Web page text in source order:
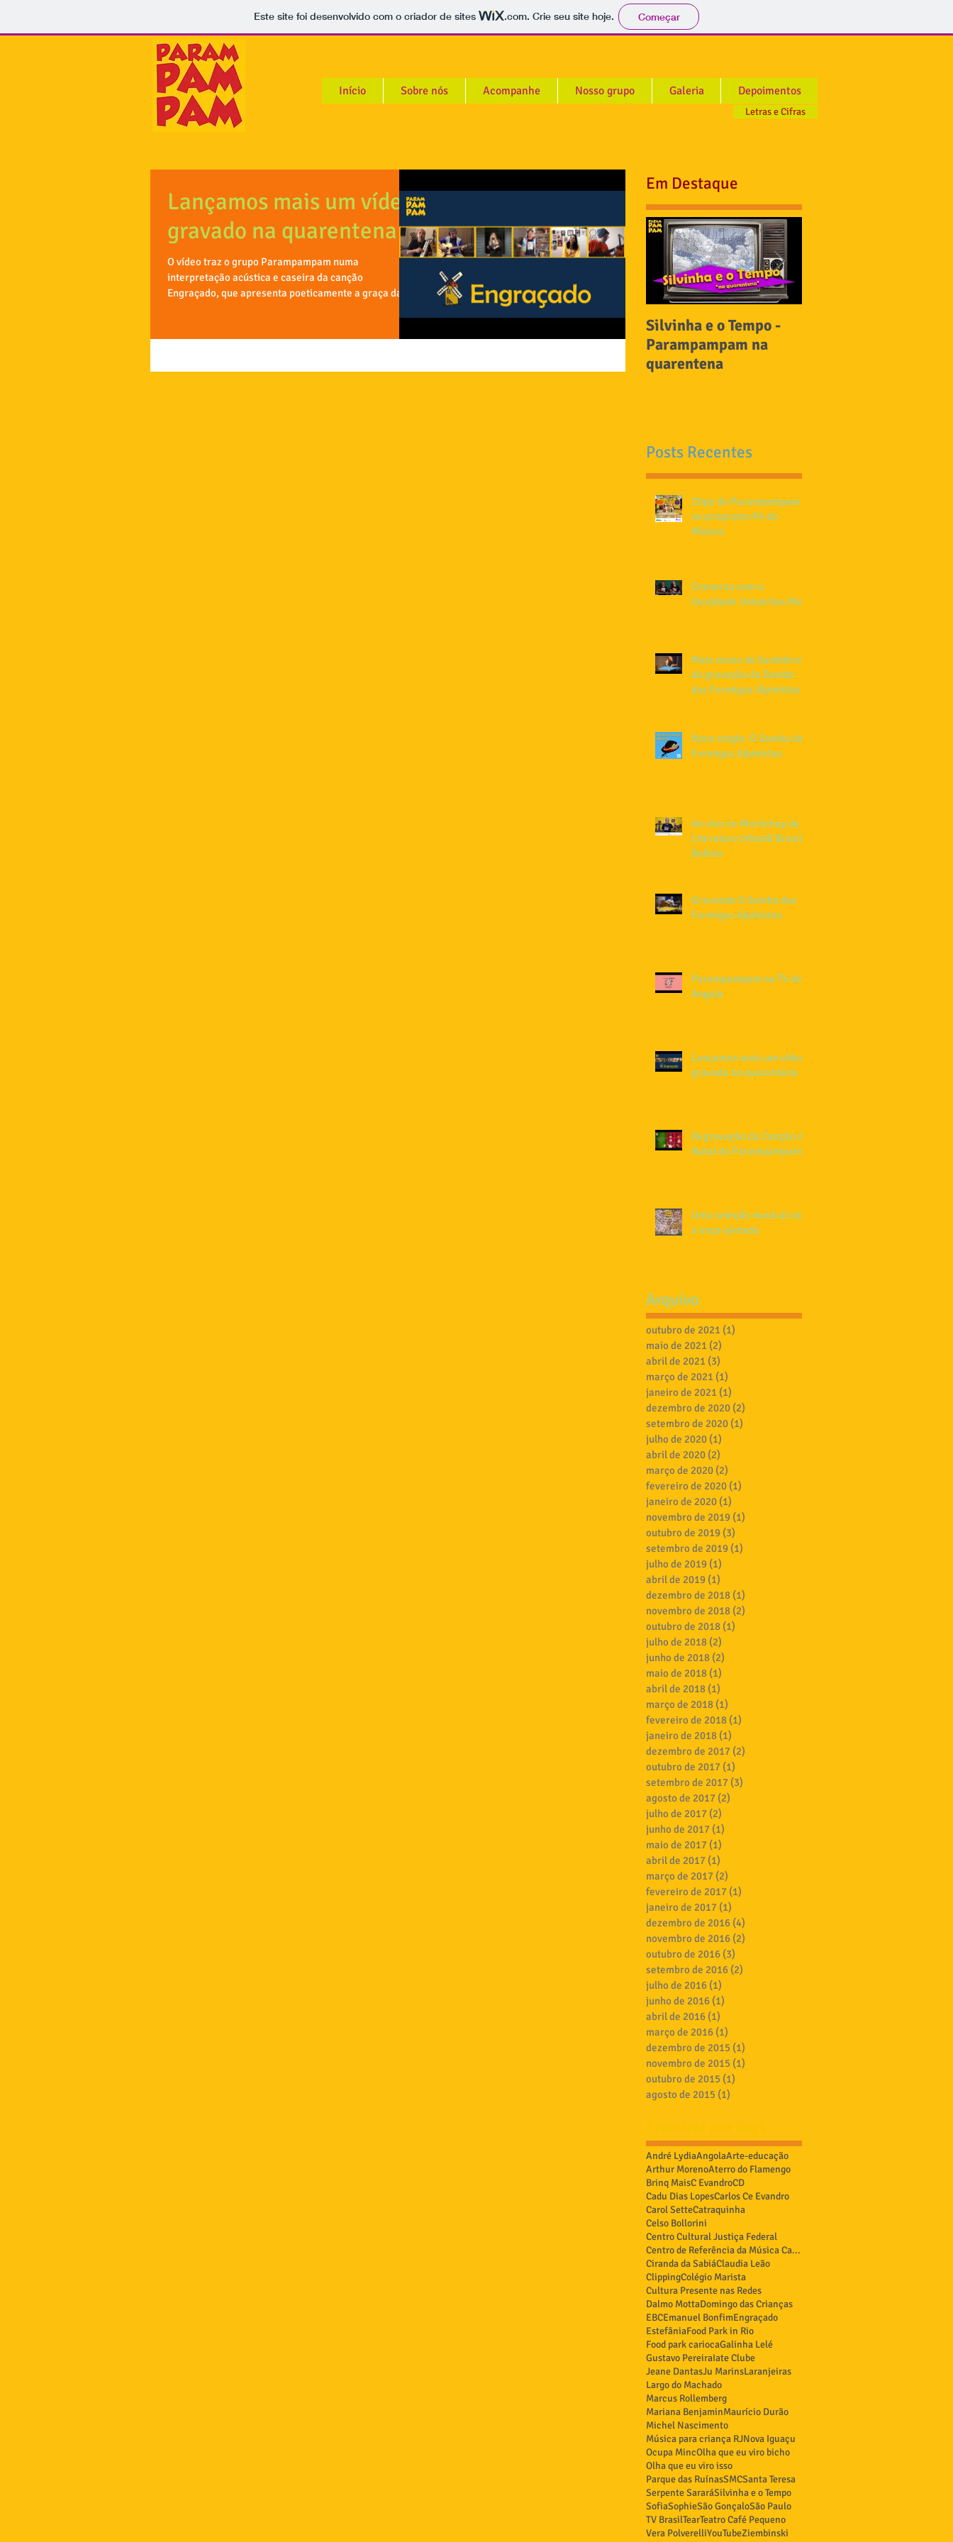
Este site foi desenvolvido com o criador de sites .com. Crie seu site hoje. Começar
Início Sobre nós Acompanhe Nosso grupo Galeria Depoimentos
Letras e Cifras
Lançamos mais um vídeo
gravado na quarentena
O vídeo traz o grupo Parampampam numa
interpretação acústica e caseira da canção
Engraçado, que apresenta poeticamente a graça da
Em Destaque
Silvinha e o Tempo -
Parampampam na
quarentena
Posts Recentes
Clipe do Parampampam
no programa Pé de
Música
Conversa com a
faculdade Univeritas Rio
Mais cenas de bastidores
da gravação do Samba
das Formigas Alpinistas
Novo single: O Samba das
Formigas Alpinistas
Ao vivo no Workshop de
Literatura Infantil Brasil-
Bolívia
Gravando O Samba das
Formigas Alpinistas
Parampampam na TV de
Angola
Lançamos mais um vídeo
gravado na quarentena
Regravação da Canção de
Natal do Parampampam
Uma seleção musical com
a onça-pintada
Arquivo
outubro de 2021 (1)
maio de 2021 (2)
abril de 2021 (3)
março de 2021 (1)
janeiro de 2021 (1)
dezembro de 2020 (2)
setembro de 2020 (1)
julho de 2020 (1)
abril de 2020 (2)
março de 2020 (2)
fevereiro de 2020 (1)
janeiro de 2020 (1)
novembro de 2019 (1)
outubro de 2019 (3)
setembro de 2019 (1)
julho de 2019 (1)
abril de 2019 (1)
dezembro de 2018 (1)
novembro de 2018 (2)
outubro de 2018 (1)
julho de 2018 (2)
junho de 2018 (2)
maio de 2018 (1)
abril de 2018 (1)
março de 2018 (1)
fevereiro de 2018 (1)
janeiro de 2018 (1)
dezembro de 2017 (2)
outubro de 2017 (1)
setembro de 2017 (3)
agosto de 2017 (2)
julho de 2017 (2)
junho de 2017 (1)
maio de 2017 (1)
abril de 2017 (1)
março de 2017 (2)
fevereiro de 2017 (1)
janeiro de 2017 (1)
dezembro de 2016 (4)
novembro de 2016 (2)
outubro de 2016 (3)
setembro de 2016 (2)
julho de 2016 (1)
junho de 2016 (1)
abril de 2016 (1)
março de 2016 (1)
dezembro de 2015 (1)
novembro de 2015 (1)
outubro de 2015 (1)
agosto de 2015 (1)
André LydiaAngolaArte-educação
Arthur MorenoAterro do Flamengo
Brinq MaisC EvandroCD
Cadu Dias LopesCarlos Ce Evandro
Carol SetteCatraquinha
Celso Bollorini
Centro Cultural Justiça Federal
Centro de Referência da Música Carioca
Ciranda da SabiáClaudia Leão
ClippingColégio Marista
Cultura Presente nas Redes
Dalmo MottaDomingo das Crianças
EBCEmanuel BonfimEngraçado
EstefâniaFood Park in Rio
Food park cariocaGalinha Lelé
Gustavo PereiraIate Clube
Jeane DantasJu MarinsLaranjeiras
Largo do Machado
Marcus Rollemberg
Mariana BenjaminMaurício Durão
Michel Nascimento
Música para criança RJNova Iguaçu
Ocupa MincOlha que eu viro bicho
Olha que eu viro isso
Parque das RuínasSMCSanta Teresa
Serpente SararáSilvinha e o Tempo
SofiaSophieSão GonçaloSão Paulo
TV BrasilTearTeatro Café Pequeno
Vera PolverelliYouTubeZiembinski